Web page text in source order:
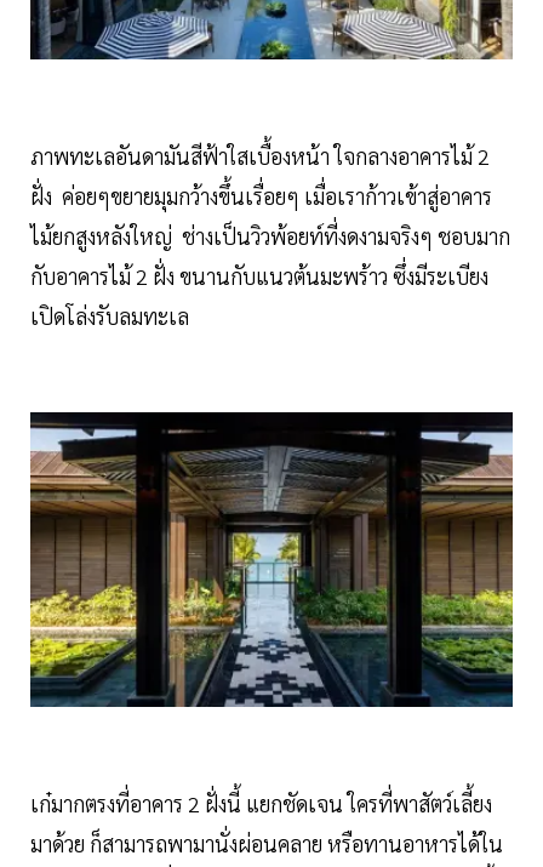
ภาพทะเลอันดามันสีฟ้าใสเบื้องหน้า ใจกลางอาคารไม้ 2
ฝั่ง ค่อยๆขยายมุมกว้างขึ้นเรื่อยๆ เมื่อเราก้าวเข้าสู่อาคาร
ไม้ยกสูงหลังใหญ่ ช่างเป็นวิวพ้อยท์ที่งดงามจริงๆ ชอบมาก
กับอาคารไม้ 2 ฝั่ง ขนานกับแนวต้นมะพร้าว ซึ่งมีระเบียง
เปิดโล่งรับลมทะเล
เก๋มากตรงที่อาคาร 2 ฝั่งนี้ แยกชัดเจน ใครที่พาสัตว์เลี้ยง
มาด้วย ก็สามารถพามานั่งผ่อนคลาย หรือทานอาหารได้ใน